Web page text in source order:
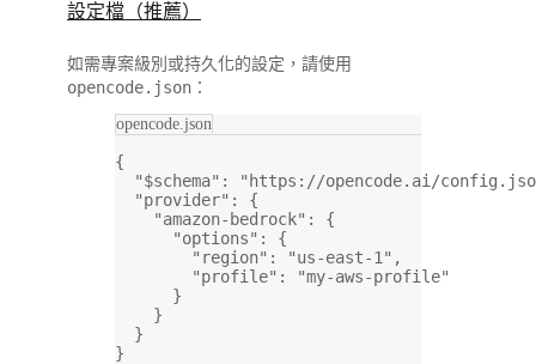
設定檔（推薦）
如需專案級別或持久化的設定，請使用
opencode.json ：
opencode.json
{
"$schema" :
"https://opencode.ai/
"provider" : {
"amazon-bedrock" : {
"options" : {
"region" : "us-east-1" ,
"profile" :
"my-aws-profile"
}
}
}
}